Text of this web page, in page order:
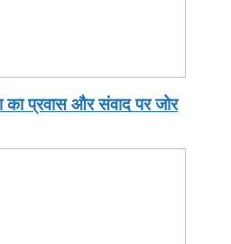
प्रवास और संवाद पर जोर